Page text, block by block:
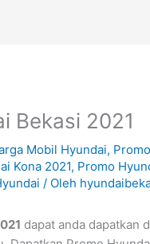
Bekasi 2021
Mobil Hyundai,
Kona 2021, Promo
/ Oleh
dapat anda dapatkan